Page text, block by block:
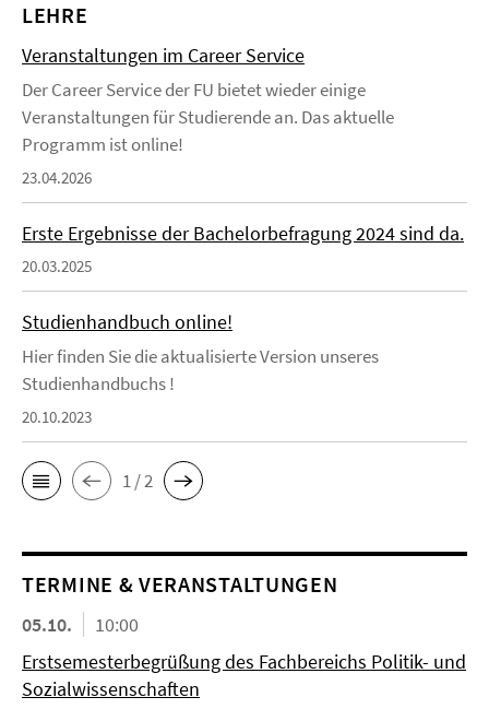
LEHRE
Veranstaltungen im Career Service
Der Career Service der FU bietet wieder einige
Veranstaltungen für Studierende an. Das aktuelle
Programm ist online!
23.04.2026
Erste Ergebnisse der Bachelorbefragung 2024 sind da.
20.03.2025
Studienhandbuch online!
Hier finden Sie die aktualisierte Version unseres
Studienhandbuchs !
20.10.2023
1 / 2
TERMINE & VERANSTALTUNGEN
05.10.
10:00
Erstsemesterbegrüßung des Fachbereichs Politik- und
Sozialwissenschaften